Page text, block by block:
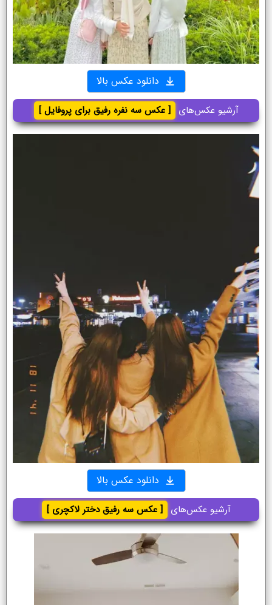
دانلود عکس بالا
آرشیو عکس‌های [ عکس سه نفره رفیق برای پروفایل ]
دانلود عکس بالا
آرشیو عکس‌های [ عکس سه رفیق دختر لاکچری ]